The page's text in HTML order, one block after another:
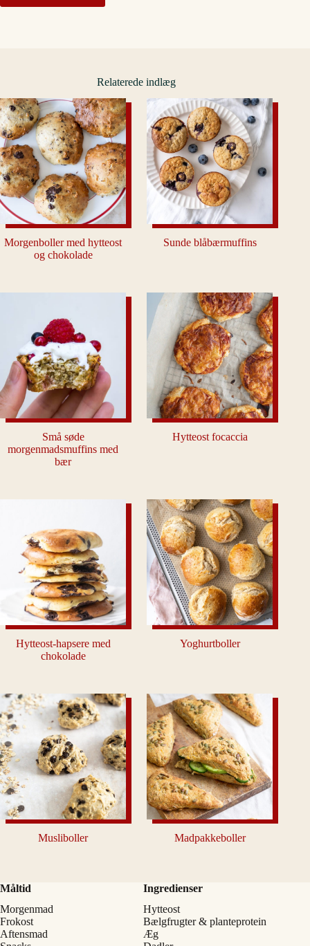
Relaterede indlæg
Morgenboller med hytteost
og chokolade
Sunde blåbærmuffins
Små søde
morgenmadsmuffins med
bær
Hytteost focaccia
Hytteost-hapsere med
chokolade
Yoghurtboller
Musliboller Madpakkeboller
Måltid
Morgenmad
Frokost
Aftensmad
Ingredienser
Hytteost
Bælgfrugter & planteprotein
Æg